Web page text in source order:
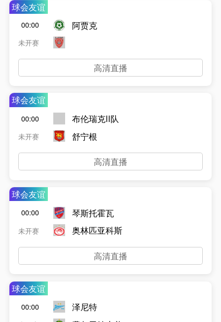
球会友谊
00:00
未开赛
阿贾克
高清直播
球会友谊
00:00
未开赛
布伦瑞克II队
舒宁根
高清直播
球会友谊
00:00
未开赛
琴斯托霍瓦
奥林匹亚科斯
高清直播
球会友谊
00:00
泽尼特